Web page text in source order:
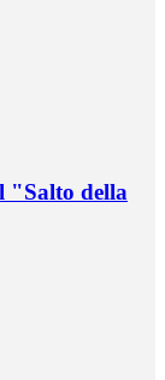
"Salto della